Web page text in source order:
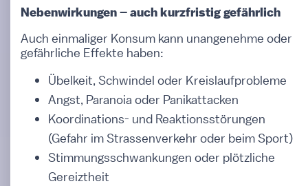
Nebenwirkungen – auch kurzfristig gefährlich
Auch einmaliger Konsum kann unangenehme oder
gefährliche Effekte haben:
Übelkeit, Schwindel oder Kreislaufprobleme
Angst, Paranoia oder Panikattacken
Koordinations- und Reaktionsstörungen
(Gefahr im Strassenverkehr oder beim Sport)
Stimmungsschwankungen oder plötzliche
Gereiztheit